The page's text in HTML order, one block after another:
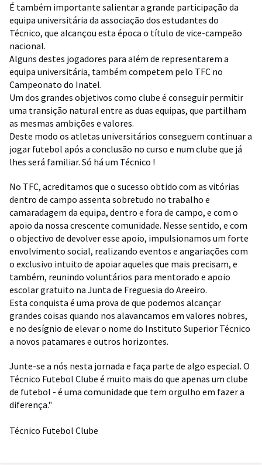
É também importante salientar a grande participação da
equipa universitária da associação dos estudantes do
Técnico, que alcançou esta época o título de vice-campeão
nacional.
Alguns destes jogadores para além de representarem a
equipa universitária, também competem pelo TFC no
Campeonato do Inatel.
Um dos grandes objetivos como clube é conseguir permitir
uma transição natural entre as duas equipas, que partilham
as mesmas ambições e valores.
Deste modo os atletas universitários conseguem continuar a
jogar futebol após a conclusão no curso e num clube que já
lhes será familiar. Só há um Técnico !
No TFC, acreditamos que o sucesso obtido com as vitórias
dentro de campo assenta sobretudo no trabalho e
camaradagem da equipa, dentro e fora de campo, e com o
apoio da nossa crescente comunidade. Nesse sentido, e com
o objectivo de devolver esse apoio, impulsionamos um forte
envolvimento social, realizando eventos e angariações com
o exclusivo intuito de apoiar aqueles que mais precisam, e
também, reunindo voluntários para mentorado e apoio
escolar gratuito na Junta de Freguesia do Areeiro.
Esta conquista é uma prova de que podemos alcançar
grandes coisas quando nos alavancamos em valores nobres,
e no desígnio de elevar o nome do Instituto Superior Técnico
a novos patamares e outros horizontes.
Junte-se a nós nesta jornada e faça parte de algo especial. O
Técnico Futebol Clube é muito mais do que apenas um clube
de futebol - é uma comunidade que tem orgulho em fazer a
diferença."
Técnico Futebol Clube